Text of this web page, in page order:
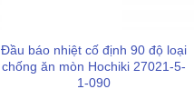
Đầu báo nhiệt cố định 90 độ loại
chống ăn mòn Hochiki 27021-5-
1-090